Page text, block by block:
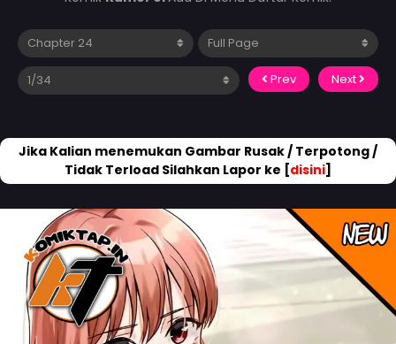
Prev Next
Jika Kalian menemukan Gambar Rusak / Terpotong /
Tidak Terload Silahkan Lapor ke [disini]